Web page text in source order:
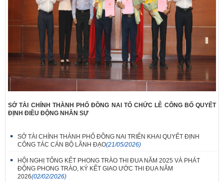
SỞ TÀI CHÍNH THÀNH PHỐ ĐỒNG NAI TỔ CHỨC LỄ CÔNG BỐ QUYẾT
ĐỊNH ĐIỀU ĐỘNG NHÂN SỰ
SỞ TÀI CHÍNH THÀNH PHỐ ĐỒNG NAI TRIỂN KHAI QUYẾT ĐỊNH
CÔNG TÁC CÁN BỘ LÃNH ĐẠO(21/05/2026)
HỘI NGHỊ TỔNG KẾT PHONG TRÀO THI ĐUA NĂM 2025 VÀ PHÁT
ĐỘNG PHONG TRÀO, KÝ KẾT GIAO ƯỚC THI ĐUA NĂM
2026(02/02/2026)